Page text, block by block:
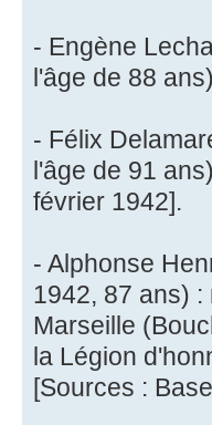
- Engène
l'âge de 88
- Félix
l'âge de 91
février 1942].
- Alphonse
1942, 87 ans)
Marseille
la Légion
[Sources :